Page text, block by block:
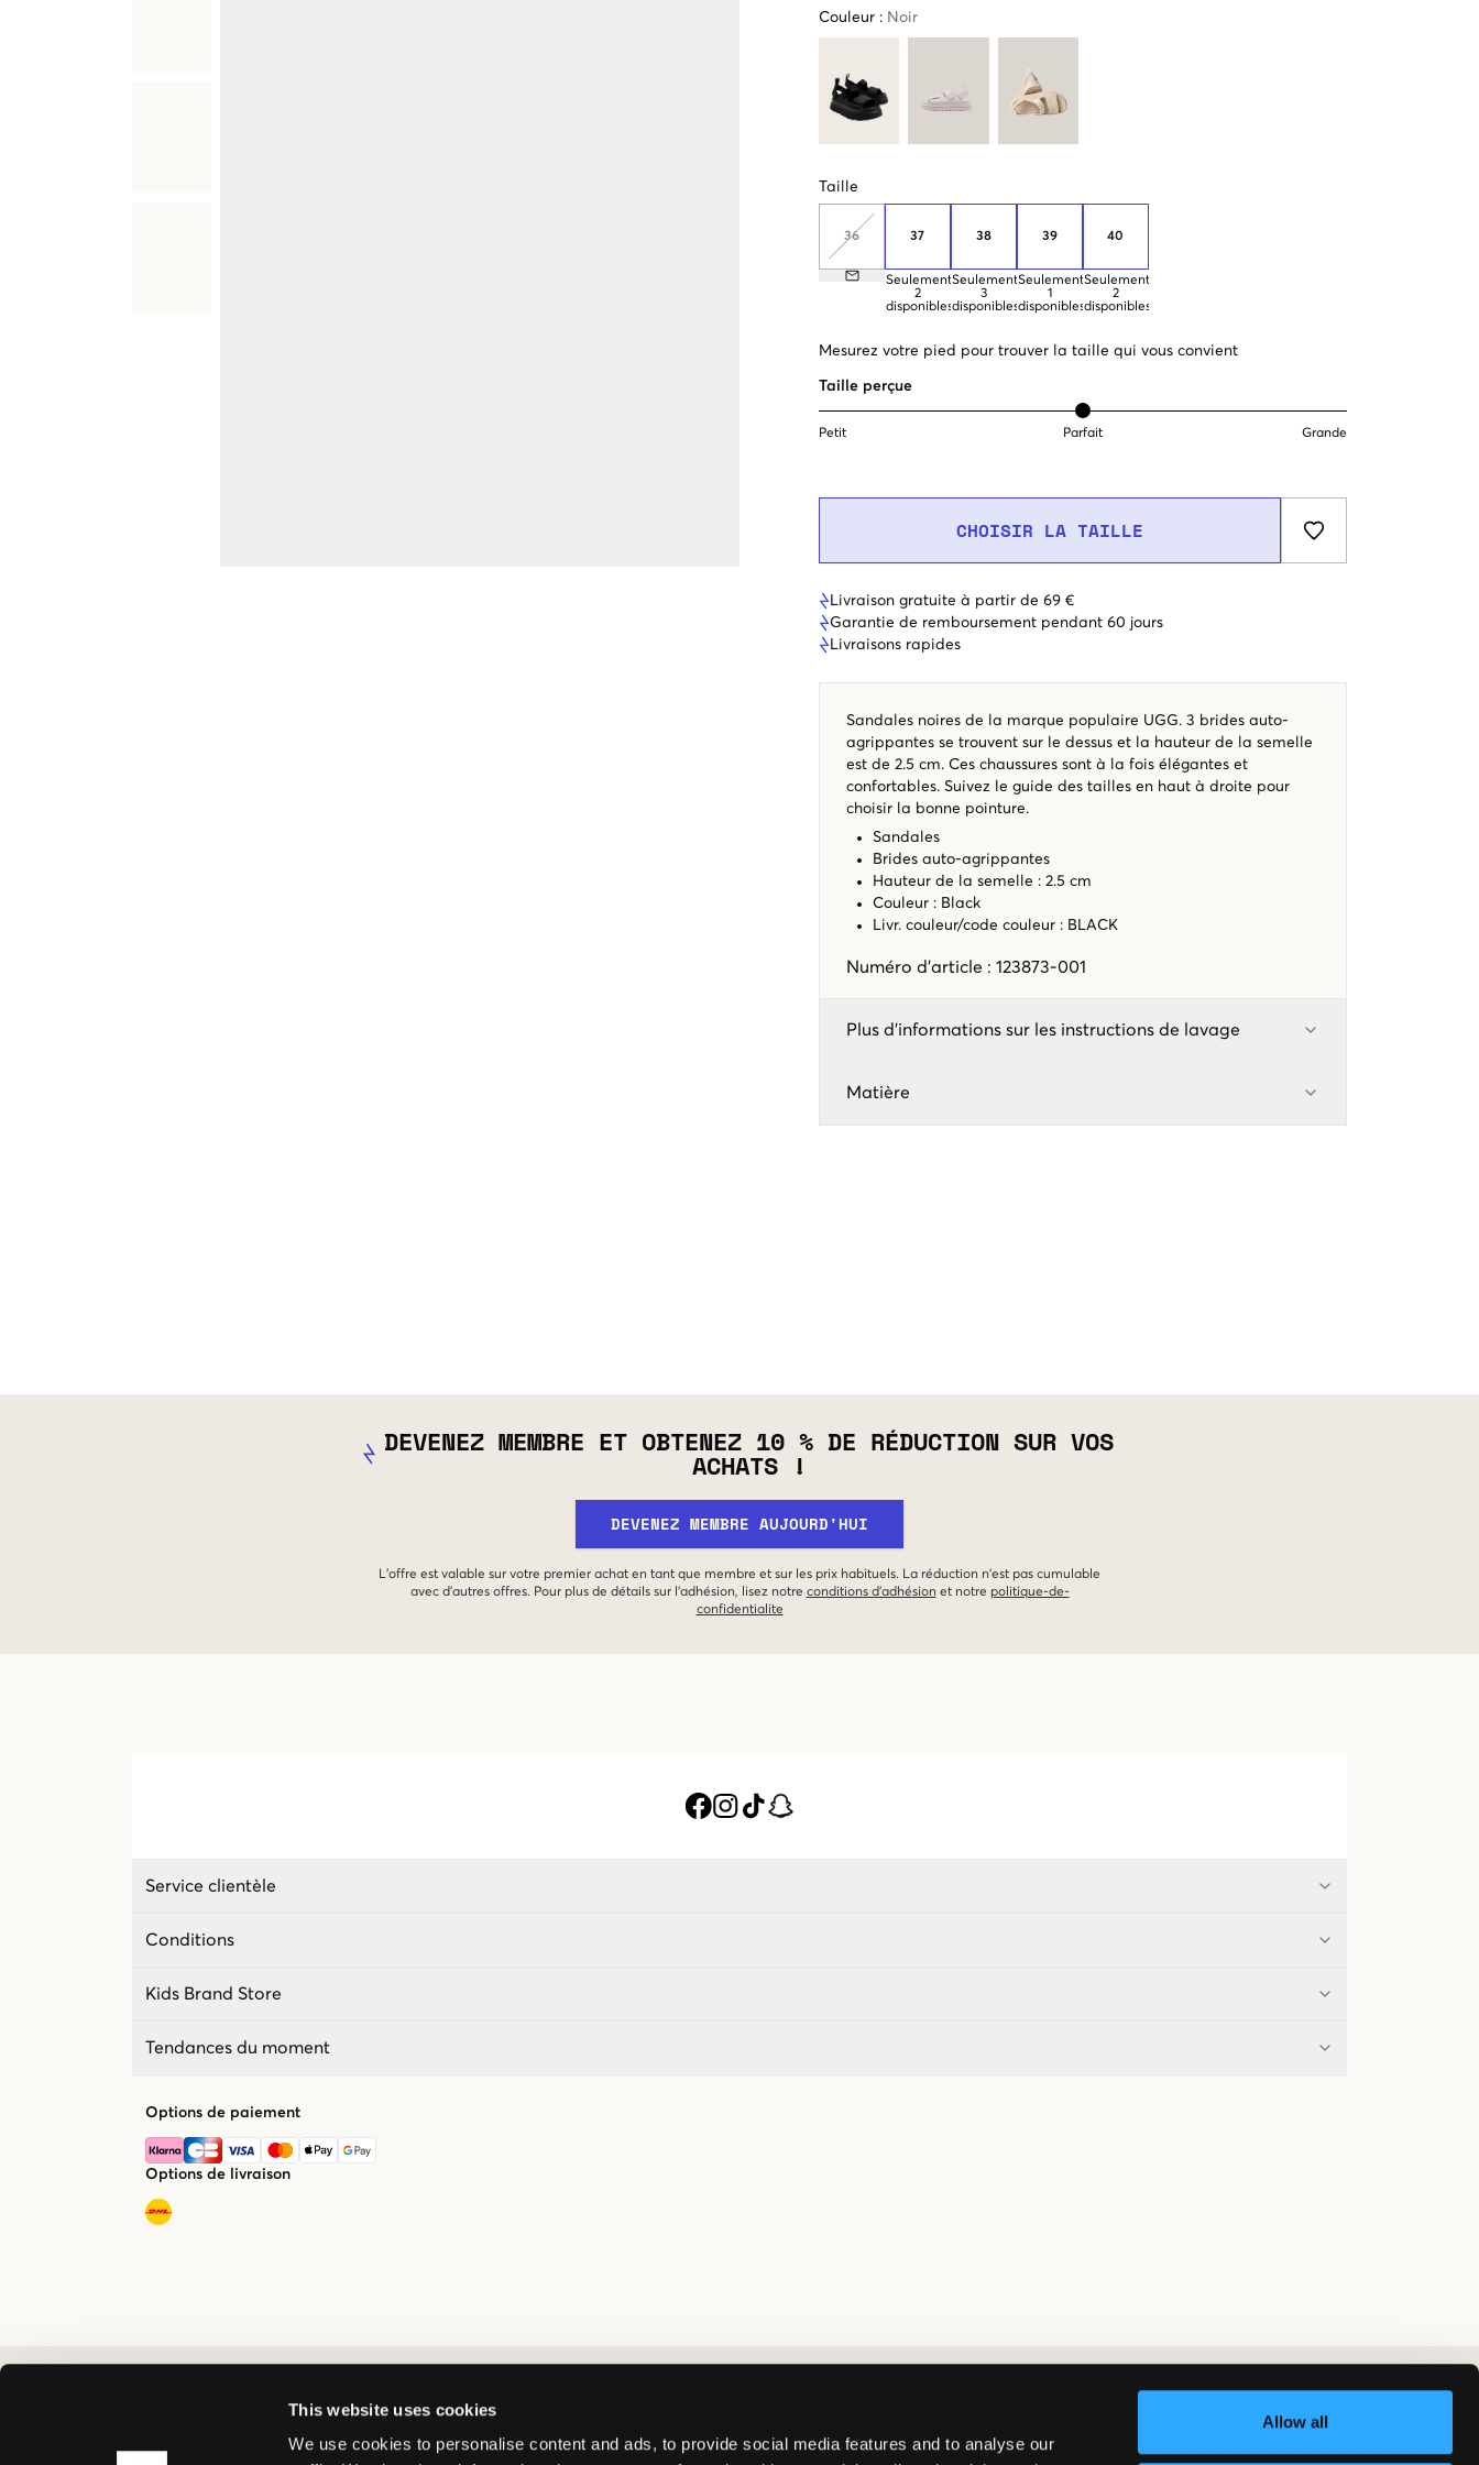
This website uses cookies
We use cookies to personalise content and ads, to provide social media features and to analyse our
Allow all
Couleur : Noir
Taille
36 37
Seulement
2
disponibles
38
Seulement
3
disponibles
39
Seulement
1
disponibles
40
Seulement
2
disponibles
Mesurez votre pied pour trouver la taille qui vous convient
Taille perçue
Petit Parfait Grande
CHOISIR LA TAILLE
Livraison gratuite à partir de 69 €
Garantie de remboursement pendant 60 jours
Livraisons rapides
Sandales noires de la marque populaire UGG. 3 brides auto-
agrippantes se trouvent sur le dessus et la hauteur de la semelle
est de 2.5 cm. Ces chaussures sont à la fois élégantes et
confortables. Suivez le guide des tailles en haut à droite pour
choisir la bonne pointure.
Sandales
Brides auto-agrippantes
Hauteur de la semelle : 2.5 cm
Couleur : Black
Livr. couleur/code couleur : BLACK
Numéro d'article : 123873-001
Plus d'informations sur les instructions de lavage
Matière
DEVENEZ MEMBRE ET OBTENEZ 10 % DE RÉDUCTION SUR VOS
ACHATS !
DEVENEZ MEMBRE AUJOURD'HUI
L'offre est valable sur votre premier achat en tant que membre et sur les prix habituels. La réduction n'est pas cumulable
avec d'autres offres. Pour plus de détails sur l'adhésion, lisez notre conditions d'adhésion et notre politique-de-
confidentialite
Service clientèle
Conditions
Kids Brand Store
Tendances du moment
Options de paiement
Options de livraison